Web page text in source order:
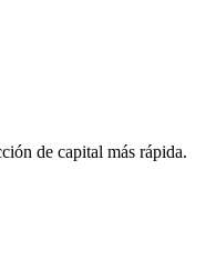
de capital más rápida.